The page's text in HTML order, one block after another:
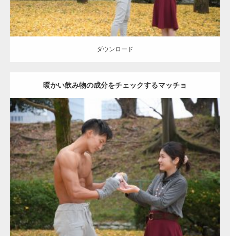
ダウンロード
暖かい飲み物の成分をチェックするマッチョ
Update:2021.07.8
Category:公園のマッチョ その他 AKIHITO(細マッチョ) 上腕三頭筋
肩
ダウンロード